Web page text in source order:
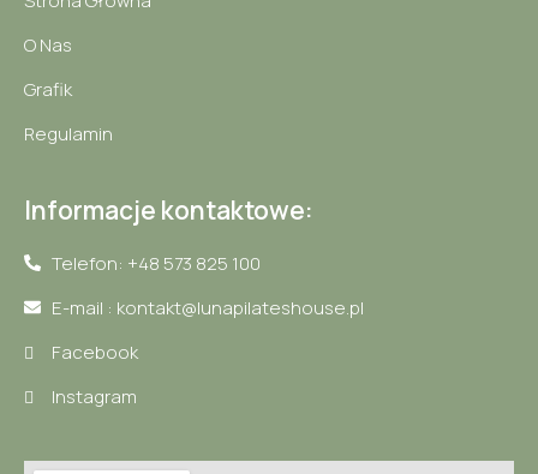
O Nas
Grafik
Regulamin
Informacje kontaktowe:
Telefon: +48 573 825 100
E-mail : kontakt@lunapilateshouse.pl
Facebook
Instagram